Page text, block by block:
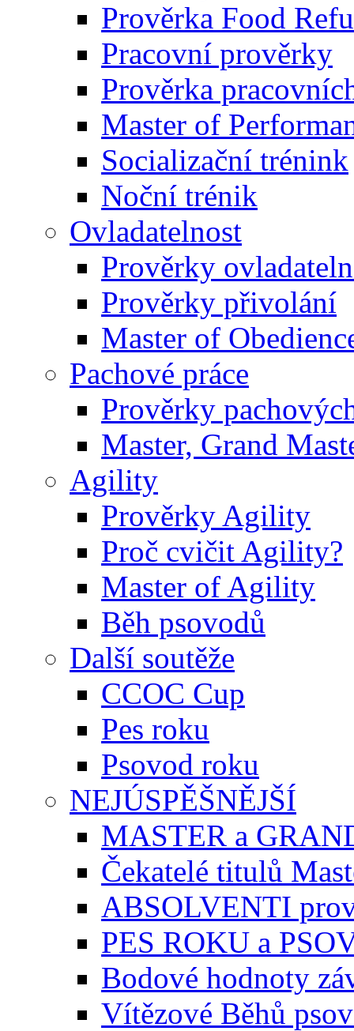
Prověrka Food
Pracovní prověrky
Prověrka
Master of
Socializační trénink
Noční trénik
Ovladatelnost
Prověrky
Prověrky přivolání
Master of
Pachové práce
Prověrky
Master, Grand
Agility
Prověrky Agility
Proč cvičit Agility?
Master of Agility
Běh psovodů
Další soutěže
CCOC Cup
Pes roku
Psovod roku
NEJÚSPĚŠNĚJŠÍ
MASTER a
Čekatelé titulů
ABSOLVENTI
PES ROKU a
Bodové hodnoty
Vítězové Běhů